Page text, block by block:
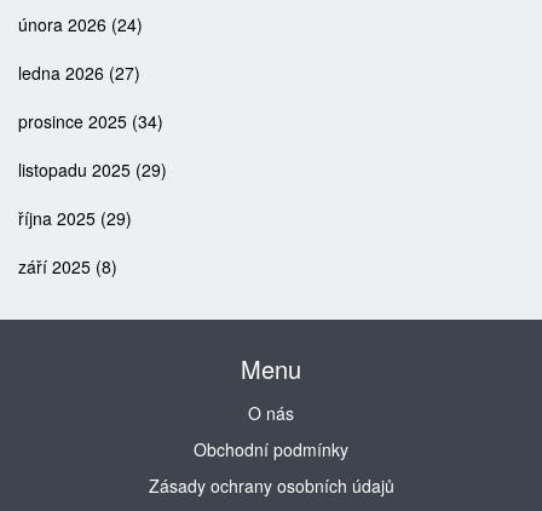
února 2026 (24)
ledna 2026 (27)
prosince 2025 (34)
listopadu 2025 (29)
října 2025 (29)
září 2025 (8)
Menu
O nás
Obchodní podmínky
Zásady ochrany osobních údajů